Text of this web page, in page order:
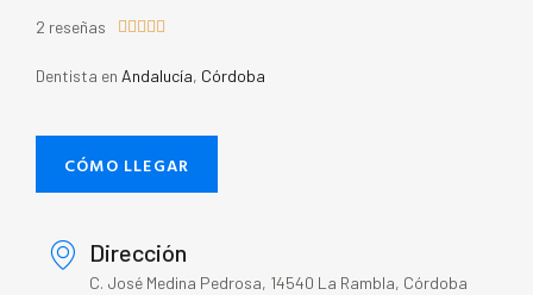
2 reseñas     
Dentista en Andalucía, Córdoba
CÓMO LLEGAR
Dirección
C. José Medina Pedrosa, 14540 La Rambla, Córdoba